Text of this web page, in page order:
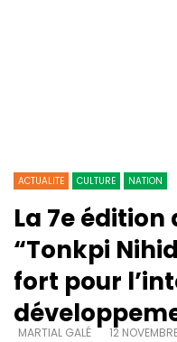
ACTUALITE CULTURE NATION
La 7e édition
“Tonkpi
fort pour
MARTIAL GALÉ 12